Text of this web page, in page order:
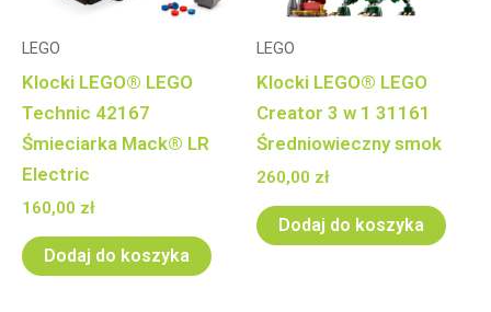
LEGO
Klocki LEGO® LEGO
Technic 42167
Śmieciarka Mack® LR
Electric
160,00 zł
Dodaj do koszyka
LEGO
Klocki LEGO® LEGO
Creator 3 w 1 31161
Średniowieczny smok
260,00 zł
Dodaj do koszyka